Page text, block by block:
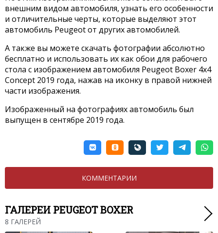
внешним видом автомобиля, узнать его особенности
и отличительные черты, которые выделяют этот
автомобиль Peugeot от других автомобилей.
А также вы можете скачать фотографии абсолютно
бесплатно и использовать их как обои для рабочего
стола с изображением автомобиля Peugeot Boxer 4x4
Concept 2019 года, нажав на иконку в правой нижней
части изображения.
Изображенный на фотографиях автомобиль был
выпущен в сентябре 2019 года.
КОММЕНТАРИИ
ГАЛЕРЕИ PEUGEOT BOXER
8 ГАЛЕРЕЙ